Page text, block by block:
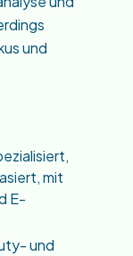
und
mit
E-
und